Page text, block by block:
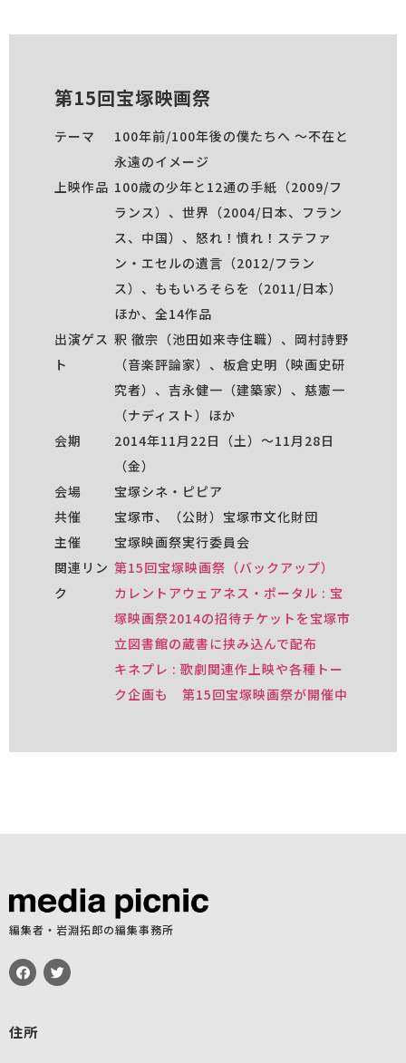
第15回宝塚映画祭
テーマ
100年前/100年後の僕たちへ 〜不在と
永遠のイメージ
上映作品 100歳の少年と12通の手紙（2009/フ
ランス）、世界（2004/日本、フラン
ス、中国）、怒れ！憤れ！ステファ
ン・エセルの遺言（2012/フラン
ス）、ももいろそらを（2011/日本）
ほか、全14作品
出演ゲス
ト
釈 徹宗（池田如来寺住職）、岡村詩野
（音楽評論家）、板倉史明（映画史研
究者）、吉永健一（建築家）、慈憲一
（ナディスト）ほか
会期
2014年11月22日（土）〜11月28日
（金）
会場
宝塚シネ・ピピア
共催
宝塚市、（公財）宝塚市文化財団
主催
宝塚映画祭実行委員会
関連リン
ク
第15回宝塚映画祭（バックアップ）
カレントアウェアネス・ポータル : 宝
塚映画祭2014の招待チケットを宝塚市
立図書館の蔵書に挟み込んで配布
キネプレ : 歌劇関連作上映や各種トー
ク企画も 第15回宝塚映画祭が開催中
編集者・岩淵拓郎の編集事務所
住所